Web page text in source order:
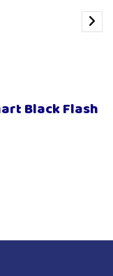
Black Flash